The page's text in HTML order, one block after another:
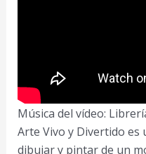
Música del vídeo:
Arte Vivo y Divertido es
dibujar y pintar de un